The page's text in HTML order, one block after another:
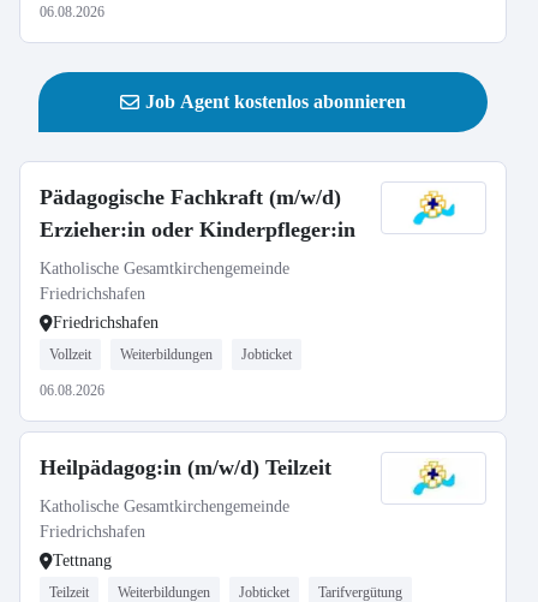
06.08.2026
Job Agent kostenlos abonnieren
Pädagogische Fachkraft (m/w/d)
Erzieher:in oder Kinderpfleger:in
Katholische Gesamtkirchengemeinde
Friedrichshafen
Friedrichshafen
Vollzeit Weiterbildungen Jobticket
06.08.2026
Heilpädagog:in (m/w/d) Teilzeit
Katholische Gesamtkirchengemeinde
Friedrichshafen
Tettnang
Teilzeit Weiterbildungen Jobticket Tarifvergütung